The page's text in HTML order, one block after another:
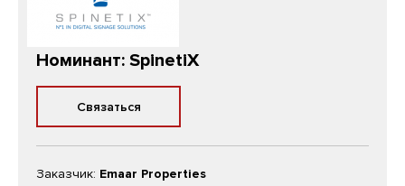
Номинант: SpinetiX
Связаться
Заказчик: Emaar Properties